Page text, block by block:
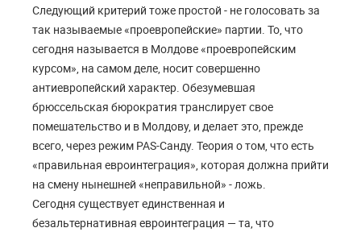
Следующий критерий тоже простой - не голосовать за
так называемые «проевропейские» партии. То, что
сегодня называется в Молдове «проевропейским
курсом», на самом деле, носит совершенно
антиевропейский характер. Обезумевшая
брюссельская бюрократия транслирует свое
помешательство и в Молдову, и делает это, прежде
всего, через режим PAS-Санду. Теория о том, что есть
«правильная евроинтеграция», которая должна прийти
на смену нынешней «неправильной» - ложь.
Сегодня существует единственная и
безальтернативная евроинтеграция — та, что